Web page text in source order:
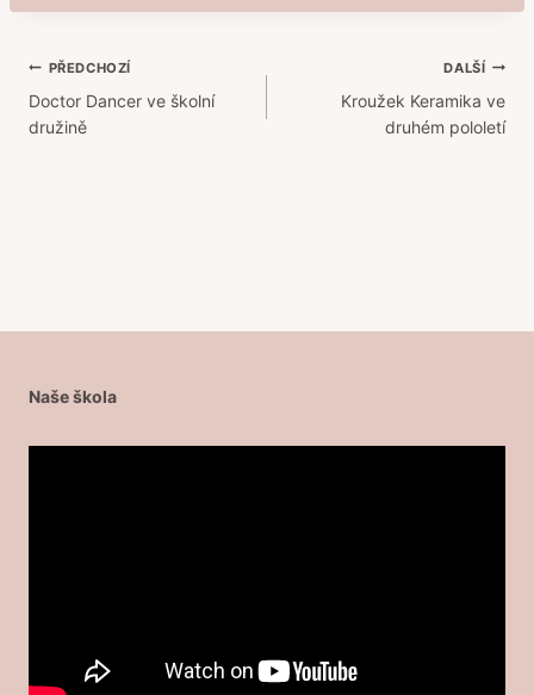
Navigace
pro
PŘEDCHOZÍ
Doctor Dancer ve školní
družině
DALŠÍ
Kroužek Keramika ve
druhém pololetí
Naše škola